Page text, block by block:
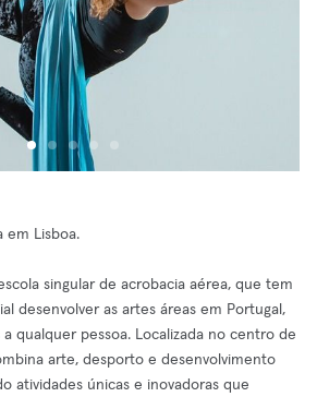
em Lisboa.
singular de acrobacia aérea, que tem
desenvolver as artes áreas em Portugal,
qualquer pessoa. Localizada no centro de
arte, desporto e desenvolvimento
atividades únicas e inovadoras que